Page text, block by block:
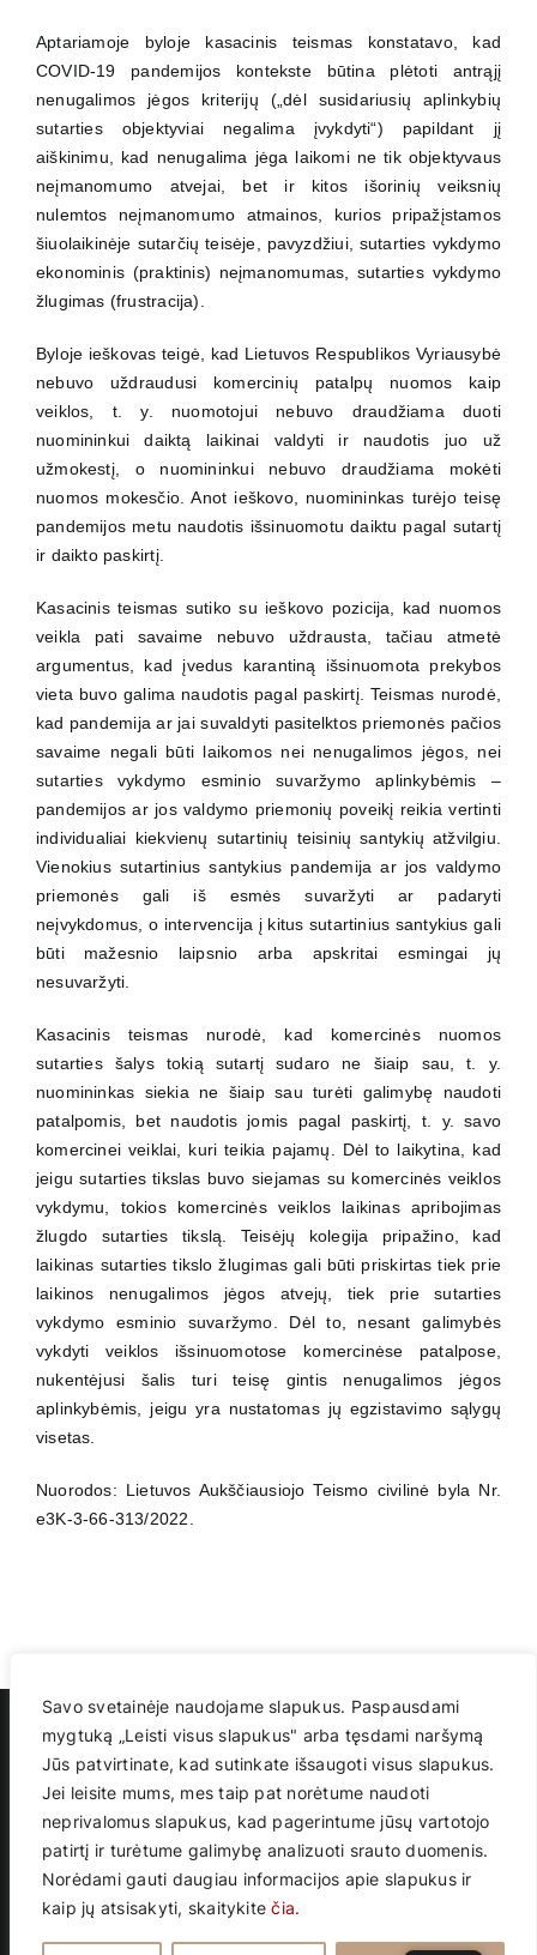
Savo svetainėje naudojame slapukus. Paspausdami
mygtuką „Leisti visus slapukus" arba tęsdami naršymą
Jūs patvirtinate, kad sutinkate išsaugoti visus slapukus.
Jei leisite mums, mes taip pat norėtume naudoti
neprivalomus slapukus, kad pagerintume jūsų vartotojo
patirtį ir turėtume galimybę analizuoti srauto duomenis.
Norėdami gauti daugiau informacijos apie slapukus ir
kaip jų atsisakyti, skaitykitečia.
Aptariamoje byloje kasacinis teismas konstatavo, kad
COVID-19 pandemijos kontekste būtina plėtoti antrąjį
nenugalimos jėgos kriterijų („dėl susidariusių aplinkybių
sutarties objektyviai negalima įvykdyti“) papildant jį
aiškinimu, kad nenugalima jėga laikomi ne tik objektyvaus
neįmanomumo atvejai, bet ir kitos išorinių veiksnių
nulemtos neįmanomumo atmainos, kurios pripažįstamos
šiuolaikinėje sutarčių teisėje, pavyzdžiui, sutarties vykdymo
ekonominis (praktinis) neįmanomumas, sutarties vykdymo
žlugimas (frustracija).
Byloje ieškovas teigė, kad Lietuvos Respublikos Vyriausybė
nebuvo uždraudusi komercinių patalpų nuomos kaip
veiklos, t. y. nuomotojui nebuvo draudžiama duoti
nuomininkui daiktą laikinai valdyti ir naudotis juo už
užmokestį, o nuomininkui nebuvo draudžiama mokėti
nuomos mokesčio. Anot ieškovo, nuomininkas turėjo teisę
pandemijos metu naudotis išsinuomotu daiktu pagal sutartį
ir daikto paskirtį.
Kasacinis teismas sutiko su ieškovo pozicija, kad nuomos
veikla pati savaime nebuvo uždrausta, tačiau atmetė
argumentus, kad įvedus karantiną išsinuomota prekybos
vieta buvo galima naudotis pagal paskirtį. Teismas nurodė,
kad pandemija ar jai suvaldyti pasitelktos priemonės pačios
savaime negali būti laikomos nei nenugalimos jėgos, nei
sutarties vykdymo esminio suvaržymo aplinkybėmis –
pandemijos ar jos valdymo priemonių poveikį reikia vertinti
individualiai kiekvienų sutartinių teisinių santykių atžvilgiu.
Vienokius sutartinius santykius pandemija ar jos valdymo
priemonės gali iš esmės suvaržyti ar padaryti
neįvykdomus, o intervencija į kitus sutartinius santykius gali
būti mažesnio laipsnio arba apskritai esmingai jų
nesuvaržyti.
Kasacinis teismas nurodė, kad komercinės nuomos
sutarties šalys tokią sutartį sudaro ne šiaip sau, t. y.
nuomininkas siekia ne šiaip sau turėti galimybę naudoti
patalpomis, bet naudotis jomis pagal paskirtį, t. y. savo
komercinei veiklai, kuri teikia pajamų. Dėl to laikytina, kad
jeigu sutarties tikslas buvo siejamas su komercinės veiklos
vykdymu, tokios komercinės veiklos laikinas apribojimas
žlugdo sutarties tikslą. Teisėjų kolegija pripažino, kad
laikinas sutarties tikslo žlugimas gali būti priskirtas tiek prie
laikinos nenugalimos jėgos atvejų, tiek prie sutarties
vykdymo esminio suvaržymo. Dėl to, nesant galimybės
vykdyti veiklos išsinuomotose komercinėse patalpose,
nukentėjusi šalis turi teisę gintis nenugalimos jėgos
aplinkybėmis, jeigu yra nustatomas jų egzistavimo sąlygų
visetas.
Nuorodos: Lietuvos Aukščiausiojo Teismo civilinė byla Nr.
e3K-3-66-313/2022.
Advokatų profesinė bendrija
„Dainius Vaičiūnas ir partneriai“
Vilniaus m. sav., Vilniaus m., Perkūnkiemio g. 7 (Verslo centro TRIO)
El. paštas: info@dvplegal.lt
Tel. +370 5 203 4340
Faks. +370 5 203 4899